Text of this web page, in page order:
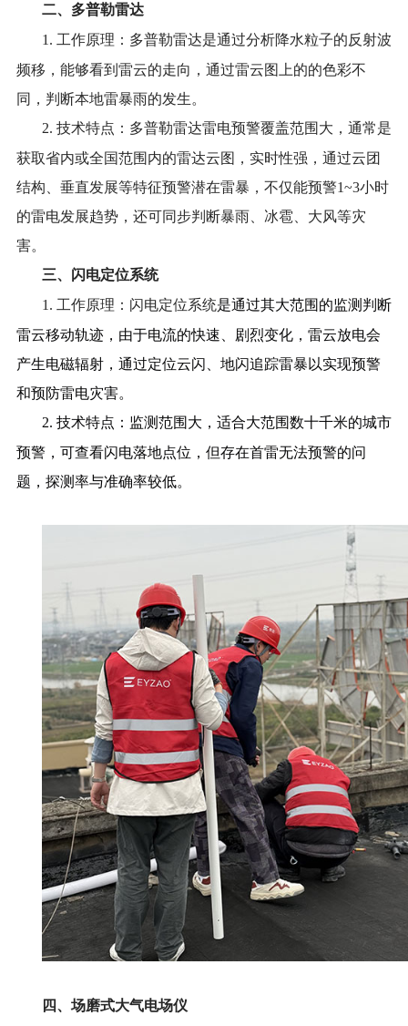
二、 多普勒雷达
1. 工作原理 ： 多普勒雷达是通过分析降水粒子的反射波
频移， 能够看到雷云的走向，通过雷云图上的的色彩不
同，判断本地雷暴雨的发生。
2. 技术特点：多普勒雷达雷电预警覆盖范围 大，通常是
获取省内或全国范围内的雷达云图 ，实时性强 ， 通过云团
结构、垂直发展等特征预警潜在雷暴 ，不仅能预警1~3小时
的雷电发展趋势，还可同步判断暴雨、冰雹、大风等灾
害。
三、 闪电定位系统
1. 工作原理：闪电定位系统是通过其大范围的监测判断
雷云移动轨迹，由于电流的快速、剧烈变化，雷云放电会
产生电磁辐射，通过定位云闪、地闪追踪雷暴以实现预警
和预防雷电灾害。
2. 技术特点：监测范围大，适合大范围数十千米的城市
预警，可查看闪电落地点位，但存在首雷无法预警的问
题，探测率与准确率较低。
四、场磨式大气电场仪